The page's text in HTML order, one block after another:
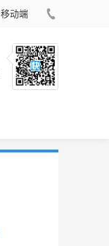
移动端